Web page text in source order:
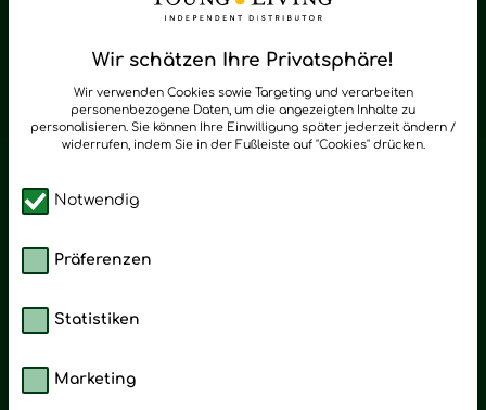
Wir schätzen Ihre Privatsphäre!
Wir verwenden Cookies sowie Targeting und verarbeiten
personenbezogene Daten, um die angezeigten Inhalte zu
personalisieren. Sie können Ihre Einwilligung später jederzeit ändern /
widerrufen, indem Sie in der Fußleiste auf "Cookies" drücken.
Notwendig
Präferenzen
Statistiken
Marketing
zum Newsletter anmelden